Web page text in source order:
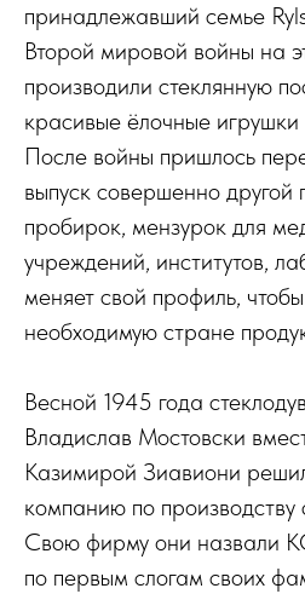
принадлежавший семье
Второй мировой войны на
производили стеклянную
красивые ёлочные
После войны пришлось
выпуск совершенно другой
пробирок, мензурок для
учреждений, институтов,
меняет свой профиль,
необходимую стране
Весной 1945 года
Владислав Мостовски
Казимирой Зиавиони
компанию по производству
Свою фирму они назвали
по первым слогам своих